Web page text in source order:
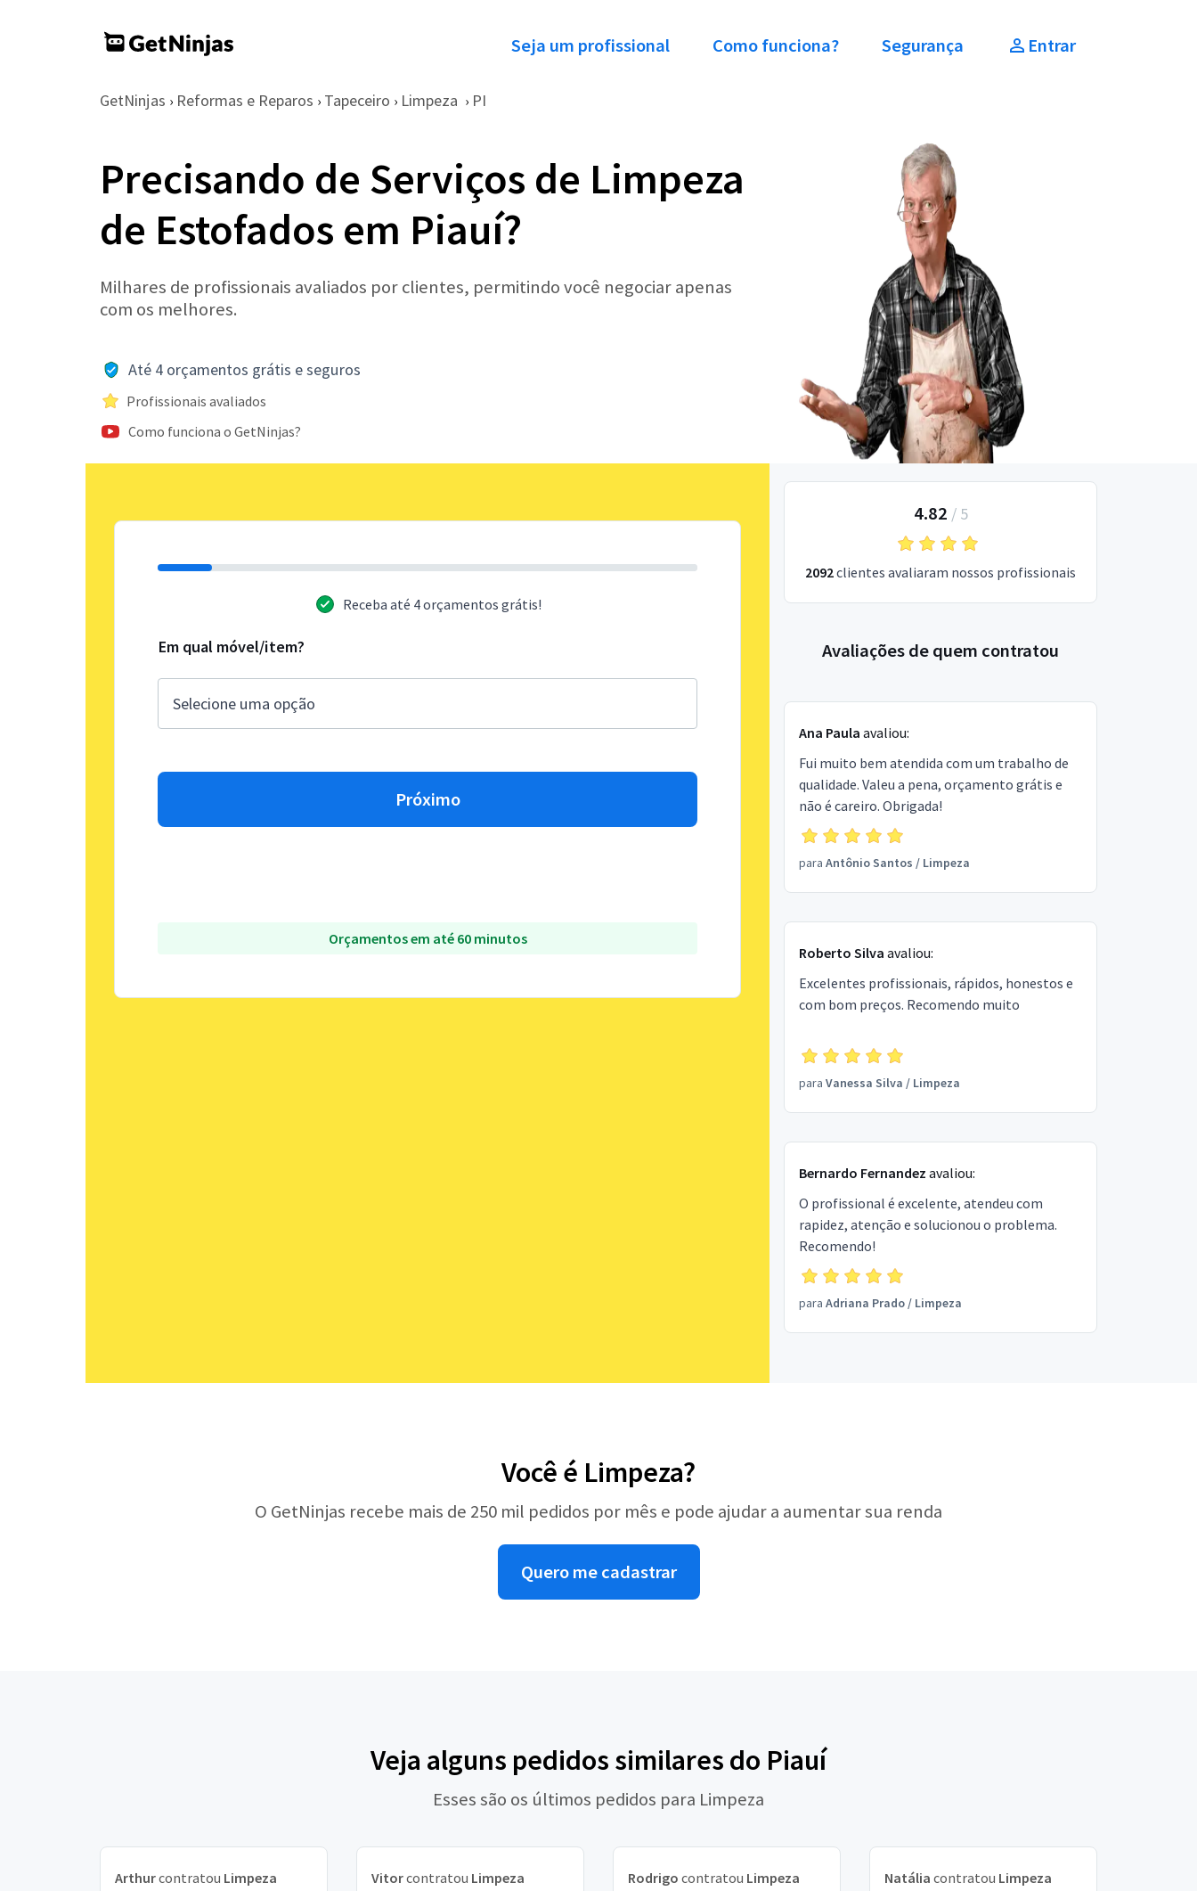
Seja um profissional Como funciona? Segurança Entrar
GetNinjas › Reformas e Reparos › Tapeceiro › Limpeza › PI
Precisando de Serviços de Limpeza
de Estofados em Piauí?
Milhares de profissionais avaliados por clientes, permitindo você negociar apenas
com os melhores.
Até 4 orçamentos grátis e seguros
Profissionais avaliados
Como funciona o GetNinjas?
Receba até 4 orçamentos grátis!
Em qual móvel/item?
Próximo
Orçamentos em até 60 minutos
4.82 / 5
2092clientes avaliaram nossos profissionais
Avaliações de quem contratou
Ana Paula avaliou:
Fui muito bem atendida com um trabalho de
qualidade. Valeu a pena, orçamento grátis e
não é careiro. Obrigada!
para Antônio Santos / Limpeza
Roberto Silva avaliou:
Excelentes profissionais, rápidos, honestos e
com bom preços. Recomendo muito
para Vanessa Silva / Limpeza
Bernardo Fernandez avaliou:
O profissional é excelente, atendeu com
rapidez, atenção e solucionou o problema.
Recomendo!
para Adriana Prado/ Limpeza
Você é Limpeza?
O GetNinjas recebe mais de 250 mil pedidos por mês e pode ajudar a aumentar sua renda
Quero me cadastrar
Veja alguns pedidos similares do Piauí
Esses são os últimos pedidos para Limpeza
Arthurcontratou Limpeza Vitorcontratou Limpeza Rodrigo contratou Limpeza Natália contratou Limpeza